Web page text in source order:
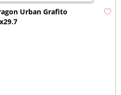
Urban Grafito